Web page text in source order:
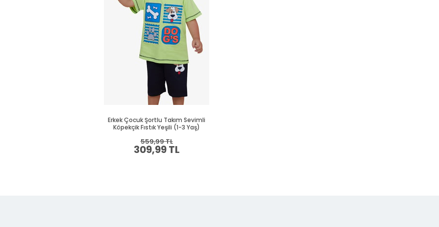
Erkek Çocuk Şortlu Takım Sevimli
Köpekçik Fıstık Yeşili (1-3 Yaş)
309,99 TL
559,99 TL